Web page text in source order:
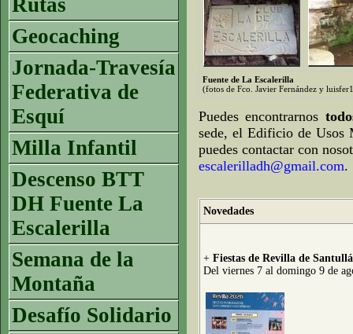
Rutas
Geocaching
Jornada-Travesía
Federativa de
Esquí
Milla Infantil
Descenso BTT
DH Fuente La
Escalerilla
Semana de la
Montaña
Desafío Solidario
Fuente de La Escalerilla
(fotos de Fco. Javier Fernández y
Puedes encontrarnos
sede, el Edificio de Usos
puedes contactar con
escalerilladh@gmail.com.
Novedades
+ Fiestas de Revilla de
Del viernes 7 al domingo 9 de